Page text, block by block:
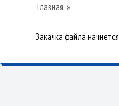
Главная »
Закачка файла